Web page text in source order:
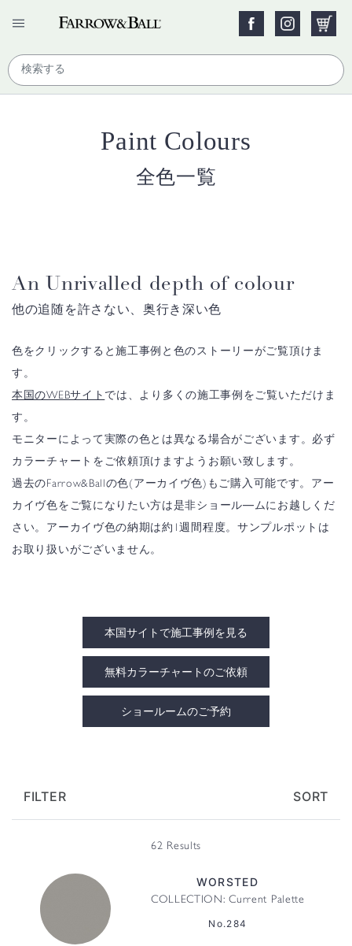
Paint Colours
全色一覧
An Unrivalled depth of colour
他の追随を許さない、奥行き深い色
色をクリックすると施工事例と色のストーリーがご覧頂けま
す。
本国のWEBサイト では、より多くの施工事例をご覧いただけま
す。
モニターによって実際の色とは異なる場合がございます。必ず
カラーチャートをご依頼頂けますようお願い致します。
過去のFarrow&Ballの色(アーカイヴ色)もご購入可能です。アー
カイヴ色をご覧になりたい方は是非ショール―ムにお越しくだ
さい。アーカイヴ色の納期は約1週間程度。サンプルポットは
お取り扱いがございません。
本国サイトで施工事例を見る
無料カラーチャートのご依頼
ショールームのご予約
FILTER SORT
62 Results
WORSTED
COLLECTION: Current Palette
No.284